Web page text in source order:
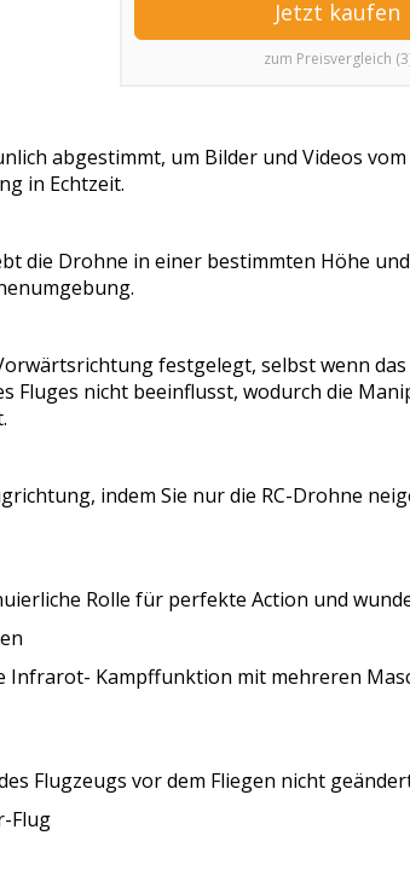
Jetzt kaufen
zum Preisvergleich
abgestimmt, um Bilder und Videos
in Echtzeit.
die Drohne in einer bestimmten Höhe
festgelegt, selbst wenn
Fluges nicht beeinflusst, wodurch die
indem Sie nur die RC-Drohne
Rolle für perfekte Action und
Infrarot- Kampffunktion mit mehreren
Flugzeugs vor dem Fliegen nicht
Flug